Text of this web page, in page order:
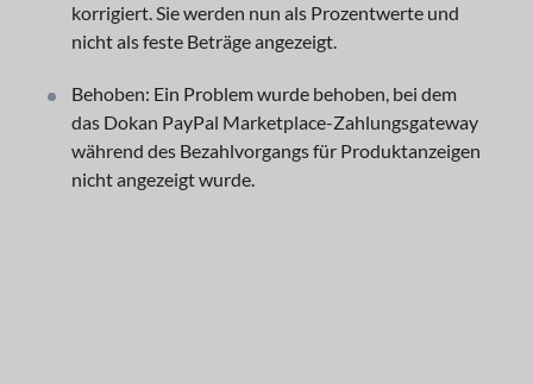
korrigiert. Sie werden nun als Prozentwerte und
nicht als feste Beträge angezeigt.
Behoben: Ein Problem wurde behoben, bei dem
das Dokan PayPal Marketplace-Zahlungsgateway
während des Bezahlvorgangs für Produktanzeigen
nicht angezeigt wurde.